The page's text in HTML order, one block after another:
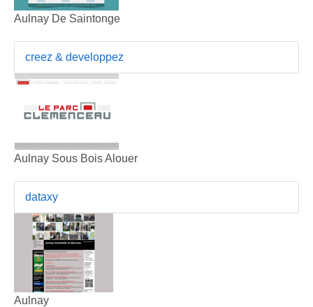
Aulnay De Saintonge
creez & developpez
Aulnay Sous Bois Alouer
dataxy
Aulnay